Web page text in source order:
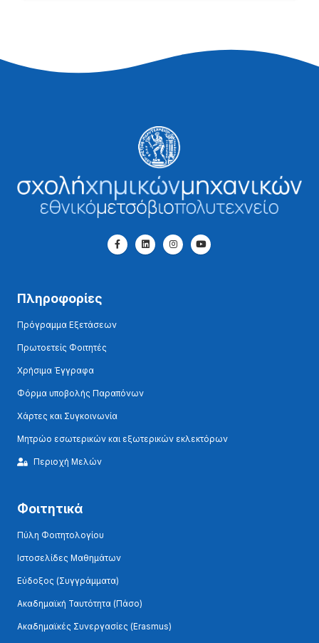
Πληροφορίες
Πρόγραμμα Εξετάσεων
Πρωτοετείς Φοιτητές
Χρήσιμα Έγγραφα
Φόρμα υποβολής Παραπόνων
Χάρτες και Συγκοινωνία
Μητρώο εσωτερικών και εξωτερικών εκλεκτόρων
Περιοχή Μελών
Φοιτητικά
Πύλη Φοιτητολογίου
Ιστοσελίδες Μαθημάτων
Εύδοξος (Συγγράμματα)
Ακαδημαϊκή Ταυτότητα (Πάσο)
Ακαδημαϊκές Συνεργασίες (Erasmus)